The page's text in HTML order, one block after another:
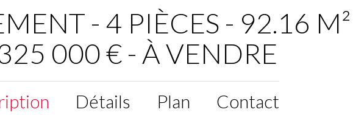
- 4 PIÈCES - 92.16 M²
000 € - À VENDRE
Détails Plan Contact